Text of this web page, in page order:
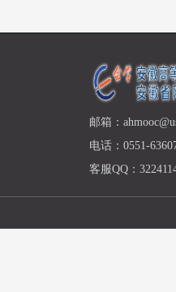
邮箱：
电话：0551-
客服QQ：